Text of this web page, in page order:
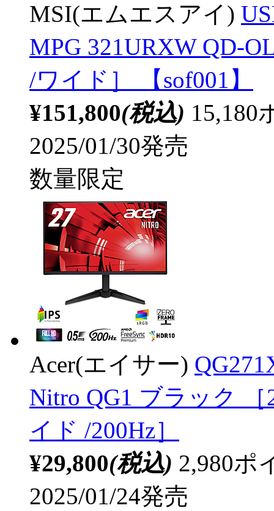
MSI(エムエスアイ)
MPG 321URXW QD-
/ワイド］ 【sof001】
¥151,800(税込) 15,180
2025/01/30発売
数量限定
Acer(エイサー)
Nitro QG1 ブラック
イド /200Hz］
¥29,800(税込) 2,980ポ
2025/01/24発売